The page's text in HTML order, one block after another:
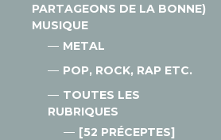
PARTAGEONS DE LA BONNE)
MUSIQUE
METAL
POP, ROCK, RAP ETC.
TOUTES LES
RUBRIQUES
[52 PRÉCEPTES]